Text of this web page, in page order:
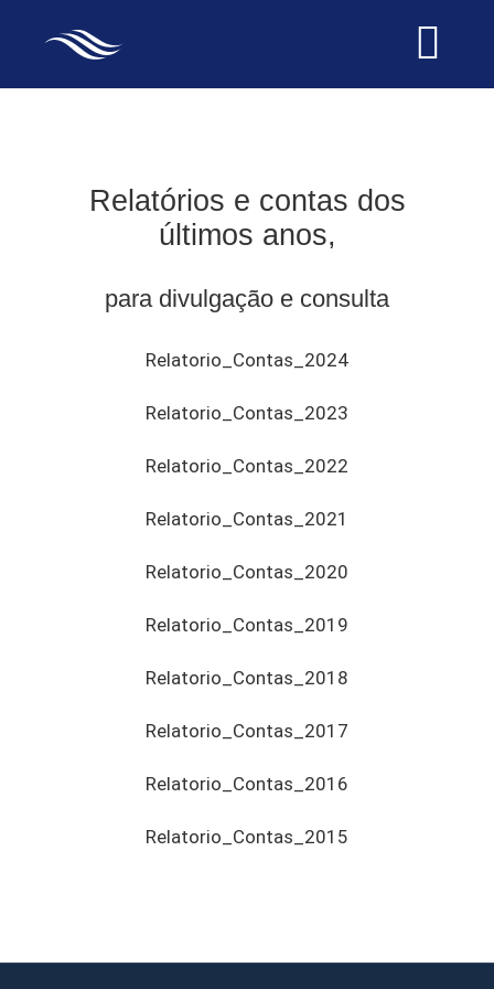
SERVIÇOS
HISTÓRIA
Relatórios e contas dos
últimos anos,
para divulgação e consulta
Relatorio_Contas_2024
Relatorio_Contas_2023
Relatorio_Contas_2022
Relatorio_Contas_2021
Relatorio_Contas_2020
Relatorio_Contas_2019
Relatorio_Contas_2018
Relatorio_Contas_2017
Relatorio_Contas_2016
Relatorio_Contas_2015